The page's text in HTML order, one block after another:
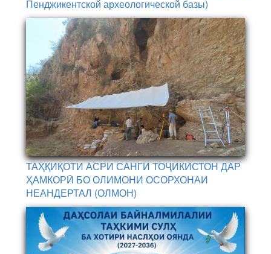
Пенджикентской археологической базы)
ТАҲҚИҚОТИ АСРИ САНГИ ТОҶИКИСТОН ДАР
ҲАМКОРӢ БО ОЛИМОНИ ОСОРХОНАИ
НЕАНДЕРТАЛ (ОЛМОН)